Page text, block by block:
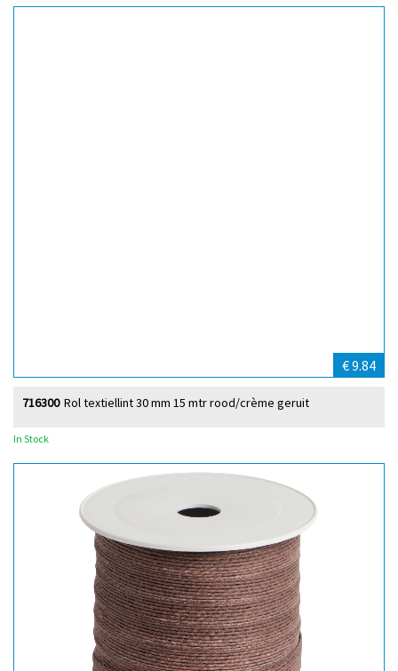
€ 9.84
Rol textiellint 30 mm 15 mtr rood/crème geruit
716300
In Stock